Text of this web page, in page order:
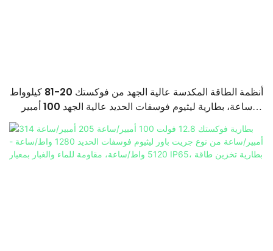
أنظمة الطاقة المكدسة عالية الجهد من فوكستك 20-81 كيلوواط
ساعة، بطارية ليثيوم فوسفات الحديد عالية الجهد 100 أمبير
ساعة، طقم تركيب ذاتي